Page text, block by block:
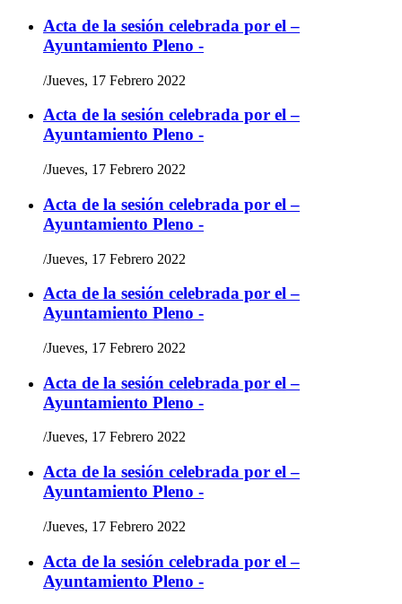
Acta de la sesión celebrada por el –
Ayuntamiento Pleno -
/Jueves, 17 Febrero 2022
Acta de la sesión celebrada por el –
Ayuntamiento Pleno -
/Jueves, 17 Febrero 2022
Acta de la sesión celebrada por el –
Ayuntamiento Pleno -
/Jueves, 17 Febrero 2022
Acta de la sesión celebrada por el –
Ayuntamiento Pleno -
/Jueves, 17 Febrero 2022
Acta de la sesión celebrada por el –
Ayuntamiento Pleno -
/Jueves, 17 Febrero 2022
Acta de la sesión celebrada por el –
Ayuntamiento Pleno -
/Jueves, 17 Febrero 2022
Acta de la sesión celebrada por el –
Ayuntamiento Pleno -